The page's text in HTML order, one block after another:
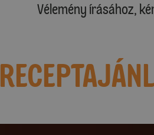
Vélemény írásához,